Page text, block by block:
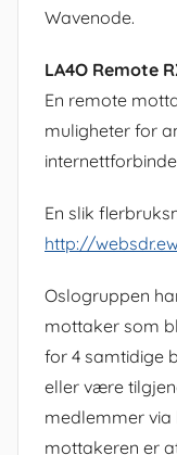
Wavenode.
LA4O Remote
En remote
muligheter for
En slik
http://
Oslogruppen
mottaker som
for 4 samtidige
eller være
medlemmer via
mottakeren er